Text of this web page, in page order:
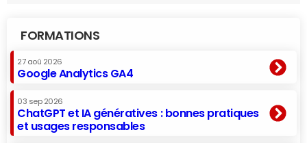
FORMATIONS
27 aoû 2026
Google Analytics GA4
03 sep 2026
ChatGPT et IA génératives : bonnes pratiques
et usages responsables